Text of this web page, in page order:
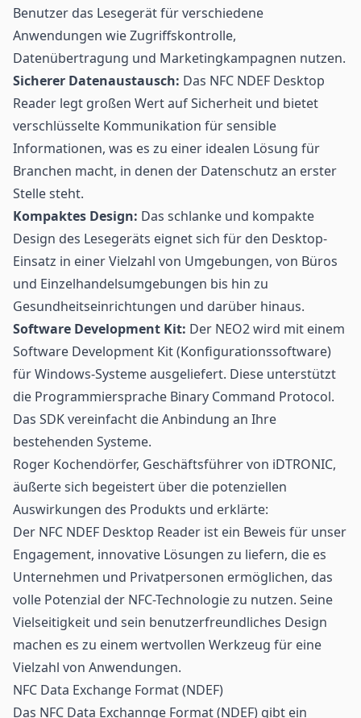
Benutzer das Lesegerät für verschiedene
Anwendungen wie Zugriffskontrolle,
Datenübertragung und Marketingkampagnen nutzen.
Sicherer Datenaustausch: Das NFC NDEF Desktop
Reader legt großen Wert auf Sicherheit und bietet
verschlüsselte Kommunikation für sensible
Informationen, was es zu einer idealen Lösung für
Branchen macht, in denen der Datenschutz an erster
Stelle steht.
Kompaktes Design: Das schlanke und kompakte
Design des Lesegeräts eignet sich für den Desktop-
Einsatz in einer Vielzahl von Umgebungen, von Büros
und Einzelhandelsumgebungen bis hin zu
Gesundheitseinrichtungen und darüber hinaus.
Software Development Kit: Der NEO2 wird mit einem
Software Development Kit (Konfigurationssoftware)
für Windows-Systeme ausgeliefert. Diese unterstützt
die Programmiersprache Binary Command Protocol.
Das SDK vereinfacht die Anbindung an Ihre
bestehenden Systeme.
Roger Kochendörfer, Geschäftsführer von iDTRONIC,
äußerte sich begeistert über die potenziellen
Auswirkungen des Produkts und erklärte:
Der NFC NDEF Desktop Reader ist ein Beweis für unser
Engagement, innovative Lösungen zu liefern, die es
Unternehmen und Privatpersonen ermöglichen, das
volle Potenzial der NFC-Technologie zu nutzen. Seine
Vielseitigkeit und sein benutzerfreundliches Design
machen es zu einem wertvollen Werkzeug für eine
Vielzahl von Anwendungen.
NFC Data Exchange Format (NDEF)
Das NFC Data Exchannge Format (NDEF) gibt ein